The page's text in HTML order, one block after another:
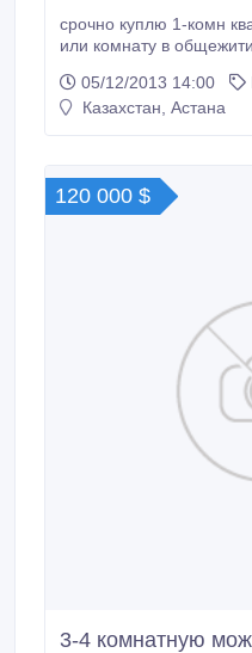
срочно куплю 1-комн
или комнату в
05/12/2013 14:00
Казахстан, Астана
120 000 $
3-4 комнатную